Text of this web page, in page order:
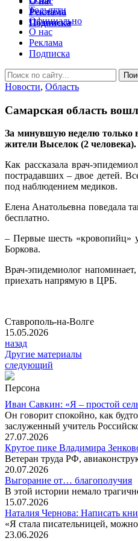
Тольятти
Официально
О нас
Реклама
Подписка
Новости, Область
Самарская область
За минувшую неделю только
жители Выселок (2 человека).
Как рассказала врач-
пострадавших – двое детей.
под наблюдением медиков.
Елена Анатольевна поведала
бесплатно.
– Первые шесть «кровопийц»
Боркова.
Врач-эпидемиолог
приехать напрямую в ЦРБ.
Ставрополь-на-Волге
15.05.2026
назад
Другие материалы
следующий
Персона
Иван Савкин: «Я – простой
Он говорит спокойно, как
заслуженный учитель
27.07.2026
Крутое пике Владимира
Ветеран труда РФ,
20.07.2026
Выгорание от… благополучия
В этой истории немало
15.07.2026
Наталия Чернова: Написать
«Я стала писательницей,
23.06.2026
Реклама
Подписка